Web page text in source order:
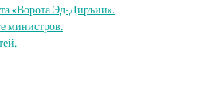
«Ворота Эд-Диръии».
министров.